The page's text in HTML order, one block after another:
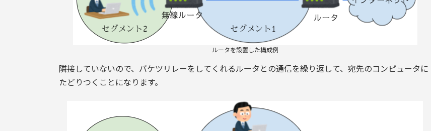
ルータを設置した構成例
隣接していないので、バケツリレーをしてくれるルータとの通信を繰り返して、宛先のコンピュータに
たどりつくことになります。